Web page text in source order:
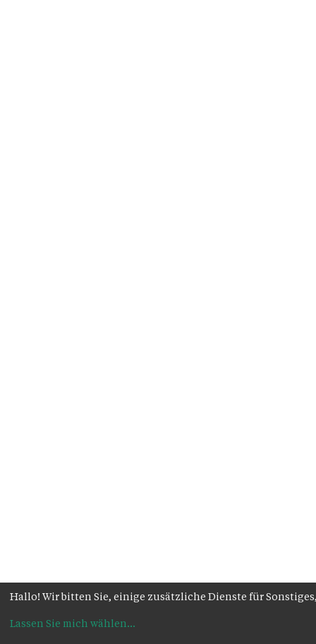
Hallo! Wir bitten Sie, einige zusätzliche Dienste für
Lassen Sie mich wählen...